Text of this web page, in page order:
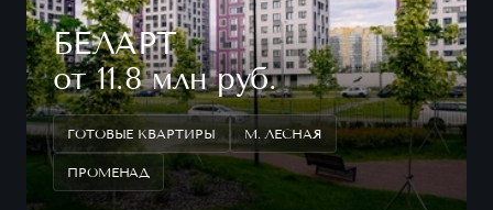
БЕЛАРТ
от 11.8 млн руб.
ГОТОВЫЕ КВАРТИРЫ М. ЛЕСНАЯ
ПРОМЕНАД